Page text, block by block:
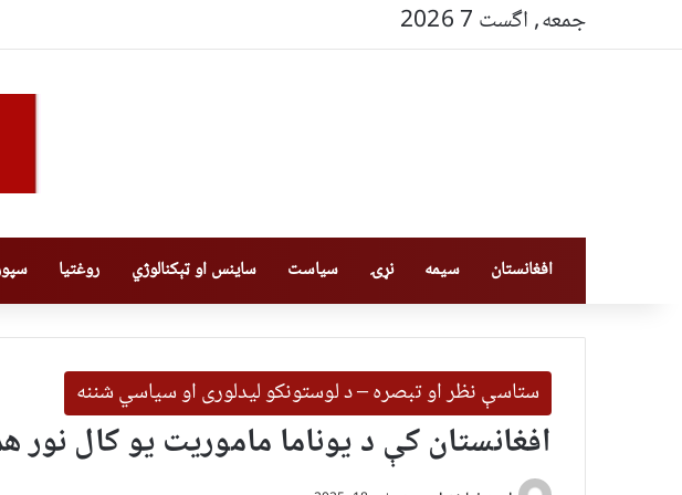
جمعه, اگست 7 2026
افغانستان سیمه نړۍ سیاست ساینس او ټېکنالوژي روغتیا
ستاسې نظر او تبصره – د لوستونکو لیدلوری او سیاسي شننه
افغانستان کې د یوناما ماموریت یو کال